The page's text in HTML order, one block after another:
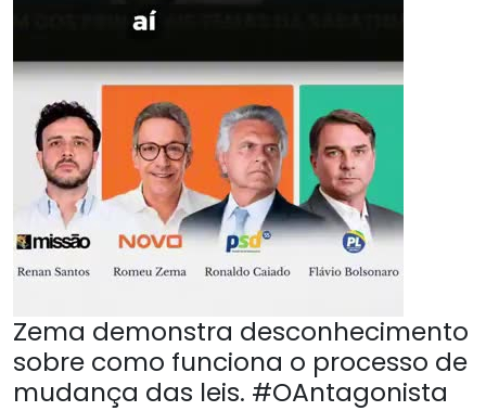
Zema demonstra desconhecimento
sobre como funciona o processo de
mudança das leis. #OAntagonista